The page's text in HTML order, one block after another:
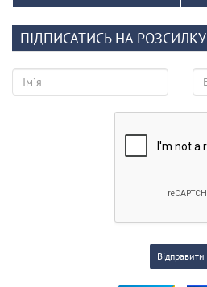
ПІДПИСАТИСЬ НА РОЗСИЛКУ
Відправити